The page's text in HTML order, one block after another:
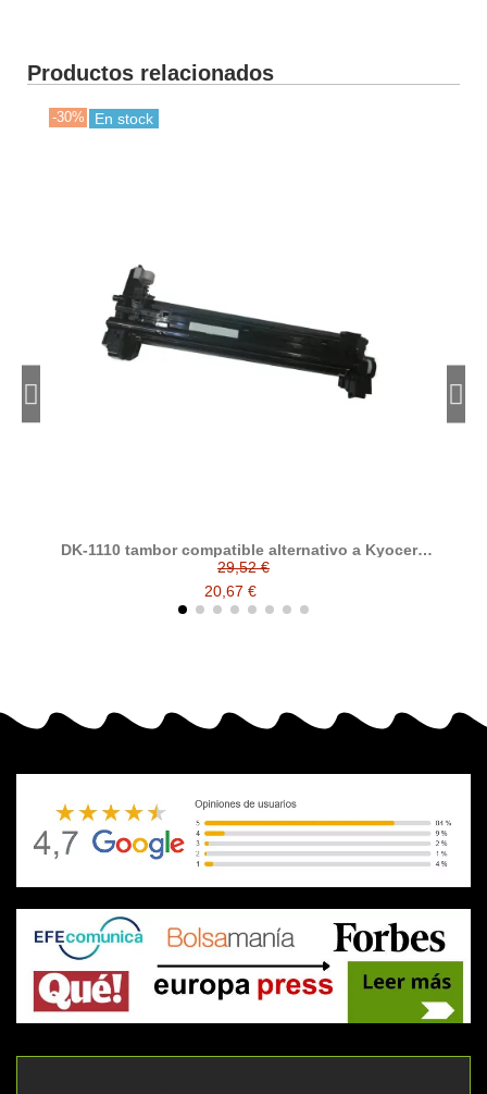
Productos relacionados
-30% En stock
DK-1110 tambor compatible alternativo a Kyocera
DK1110
29,52 €
20,67 €